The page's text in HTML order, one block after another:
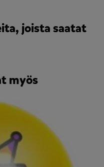
joista saatat
myös